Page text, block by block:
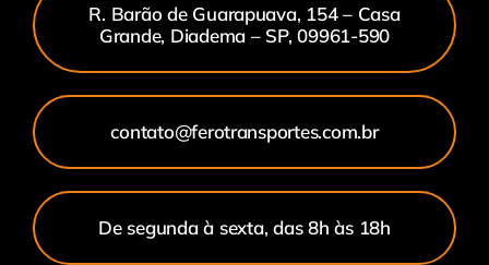
R. Barão de Guarapuava, 154 – Casa
Grande, Diadema – SP, 09961-590
contato@ferotransportes.com.br
De segunda à sexta, das 8h às 18h